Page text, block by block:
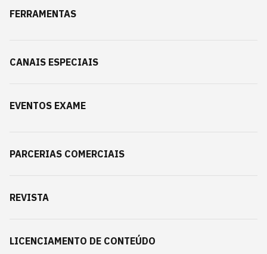
FERRAMENTAS
CANAIS ESPECIAIS
EVENTOS EXAME
PARCERIAS COMERCIAIS
REVISTA
LICENCIAMENTO DE CONTEÚDO